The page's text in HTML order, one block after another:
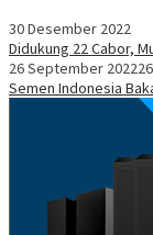
30 Desember 2022
Didukung 22 Cabor,
26 September 2022
Semen Indonesia